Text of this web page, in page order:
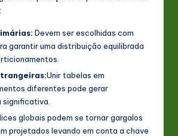
Devem ser escolhidas com
garantir uma distribuição equilibrada
Unir tabelas em
diferentes pode gerar
significativa.
globais podem se tornar gargalos
projetados levando em conta a chave